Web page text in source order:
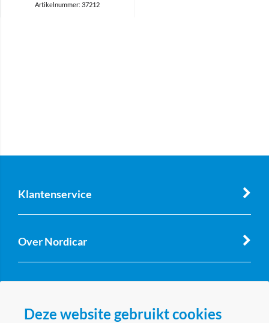
Artikelnummer: 37212
Klantenservice
Over Nordicar
Deze website gebruikt cookies